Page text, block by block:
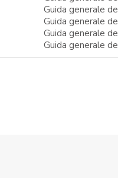
Guida generale
Guida generale
Guida generale
Guida generale